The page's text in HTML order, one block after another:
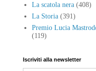
La scatola nera (408)
La Storia (391)
Premio Lucia
(119)
Iscriviti alla newsletter